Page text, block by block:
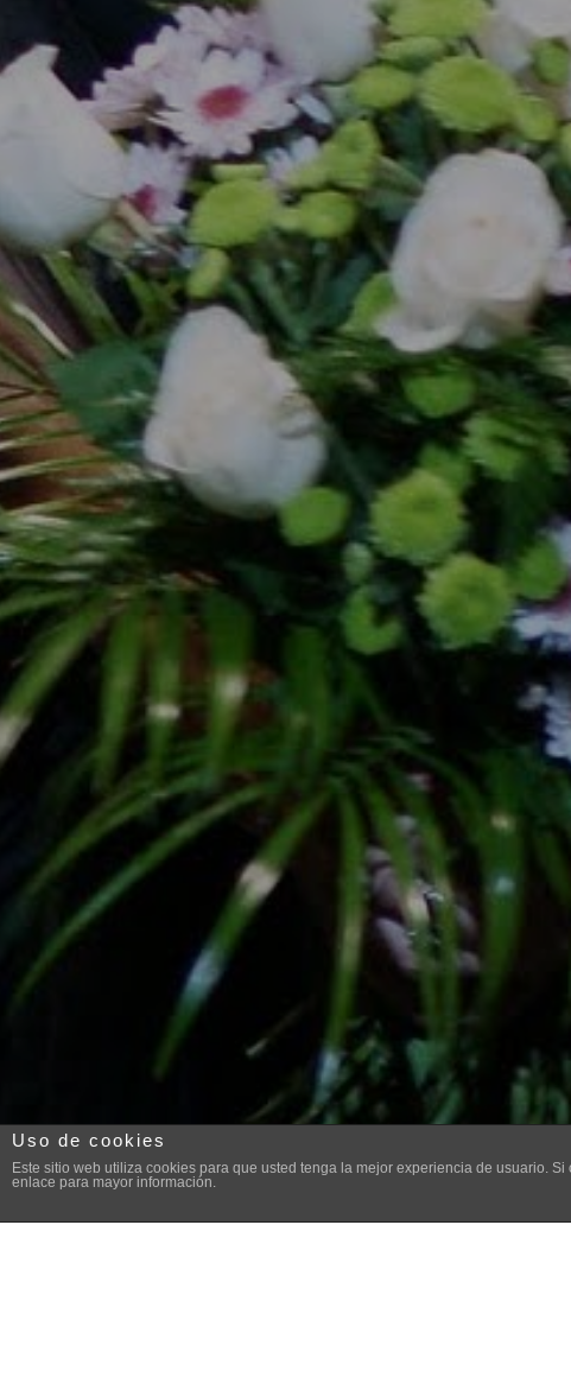
Uso de cookies
Este sitio web utiliza cookies para que usted tenga la mejor experiencia de usuario.
enlace para mayor información.